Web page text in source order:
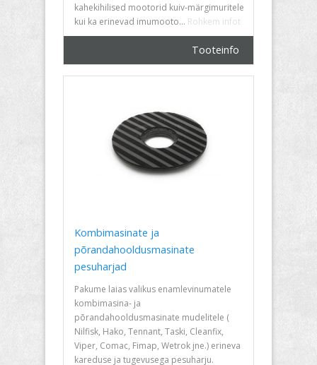
kahekihilised mootorid kuiv-märgimuritele
kui ka erinevad imumooto... Rohkem infot
Tooteinfo
Kombimasinate ja
põrandahooldusmasinate
pesuharjad
Pakume laias valikus enamlevinumatele
kombimasina- ja
põrandahooldusmasinate mudelitele (
Nilfisk, Hako, Tennant, Taski, Cleanfix,
Viper, Comac, Fimap, Wetrok jne.) erineva
kareduse ja tugevusega pesuharju.